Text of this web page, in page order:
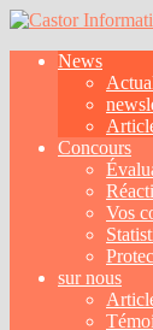
News
Concours
Vos
sur nous